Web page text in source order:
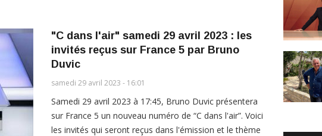
"C dans l'air" samedi 29 avril 2023 : les
invités reçus sur France 5 par Bruno
Duvic
samedi 29 avril 2023 - 16:01
Samedi 29 avril 2023 à 17:45, Bruno Duvic présentera
sur France 5 un nouveau numéro de “C dans l'air”. Voici
les invités qui seront reçus dans l'émission et le thème